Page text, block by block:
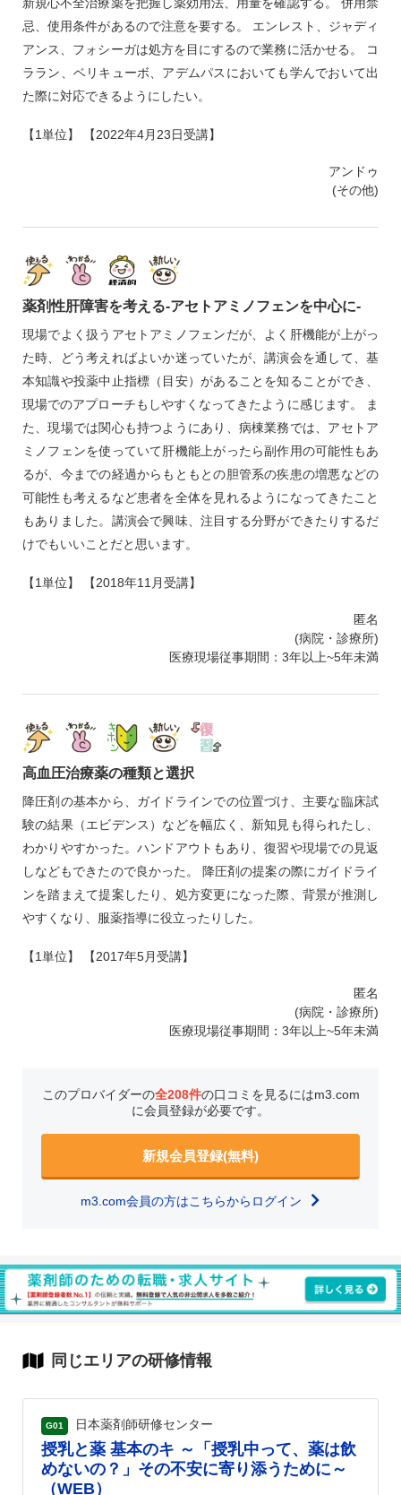
忌、使用条件があるので注意を要する。 エンレスト、ジャディ
アンス、フォシーガは処方を目にするので業務に活かせる。 コ
ララン、ベリキューボ、アデムパスにおいても学んでおいて出
た際に対応できるようにしたい。
【1単位】 【2022年4月23日受講】
アンドゥ
(その他)
薬剤性肝障害を考える‐アセトアミノフェンを中心に‐
現場でよく扱うアセトアミノフェンだが、よく肝機能が上がっ
た時、どう考えればよいか迷っていたが、講演会を通して、基
本知識や投薬中止指標（目安）があることを知ることができ、
現場でのアプローチもしやすくなってきたように感じます。 ま
た、現場では関心も持つようにあり、病棟業務では、アセトア
ミノフェンを使っていて肝機能上がったら副作用の可能性もあ
るが、今までの経過からもともとの胆管系の疾患の増悪などの
可能性も考えるなど患者を全体を見れるようになってきたこと
もありました。講演会で興味、注目する分野ができたりするだ
けでもいいことだと思います。
【1単位】 【2018年11月受講】
匿名
(病院・診療所)
医療現場従事期間：3年以上~5年未満
高血圧治療薬の種類と選択
降圧剤の基本から、ガイドラインでの位置づけ、主要な臨床試
験の結果（エビデンス）などを幅広く、新知見も得られたし、
わかりやすかった。ハンドアウトもあり、復習や現場での見返
しなどもできたので良かった。 降圧剤の提案の際にガイドライ
ンを踏まえて提案したり、処方変更になった際、背景が推測し
やすくなり、服薬指導に役立ったりした。
【1単位】 【2017年5月受講】
匿名
(病院・診療所)
医療現場従事期間：3年以上~5年未満
このプロバイダーの全208件の口コミを見るにはm3.com
に会員登録が必要です。
新規会員登録(無料)
m3.com会員の方はこちらからログイン
同じエリアの研修情報
G01 日本薬剤師研修センター
授乳と薬 基本のキ ～「授乳中って、薬は飲
めないの？」その不安に寄り添うために～
（WEB）